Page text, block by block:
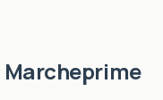
Marcheprime